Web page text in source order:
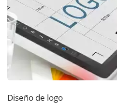
Diseño de logo